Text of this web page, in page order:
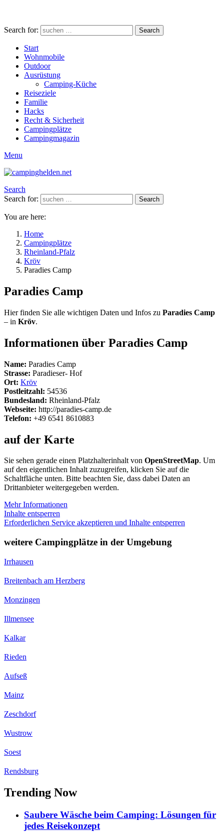
Search for: Search
Start
Wohnmobile
Outdoor
Ausrüstung
Camping-Küche
Reiseziele
Familie
Hacks
Recht & Sicherheit
Campingplätze
Campingmagazin
Menu
Search
Search for:
Search
You are here:
Home
Campingplätze
Rheinland-Pfalz
Kröv
Paradies Camp
Paradies Camp
Hier finden Sie alle wichtigen Daten und Infos zu Paradies Camp
– in Kröv.
Informationen über Paradies Camp
Name: Paradies Camp
Strasse: Paradieser- Hof
Ort: Kröv
Postleitzahl: 54536
Bundesland: Rheinland-Pfalz
Webseite: http://paradies-camp.de
Telefon: +49 6541 8610883
auf der Karte
Sie sehen gerade einen Platzhalterinhalt von OpenStreetMap. Um
auf den eigentlichen Inhalt zuzugreifen, klicken Sie auf die
Schaltfläche unten. Bitte beachten Sie, dass dabei Daten an
Drittanbieter weitergegeben werden.
Mehr Informationen
Inhalte entsperren
Erforderlichen Service akzeptieren und Inhalte entsperren
weitere Campingplätze in der Umgebung
Irrhausen
Breitenbach am Herzberg
Monzingen
Illmensee
Kalkar
Rieden
Aufseß
Mainz
Zeschdorf
Wustrow
Soest
Rendsburg
Trending Now
Saubere Wäsche beim Camping: Lösungen für
jedes Reisekonzept